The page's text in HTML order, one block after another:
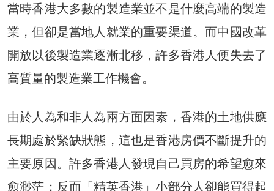
當時香港大多數的製造業並不是什麼高端的製造
業，但卻是當地人就業的重要渠道。而中國改革
開放以後製造業逐漸北移，許多香港人便失去了
高質量的製造業工作機會。
由於人為和非人為兩方面因素，香港的土地供應
長期處於緊缺狀態，這也是香港房價不斷提升的
主要原因。許多香港人發現自己買房的希望愈來
愈渺茫；反而「精英香港」小部分人卻能買得起